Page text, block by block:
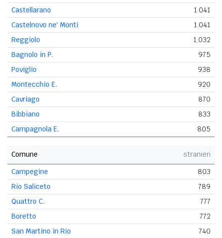
Castellarano
1.041
Castelnovo ne' Monti
1.041
Reggiolo
1.032
Bagnolo in P.
975
Poviglio
938
Montecchio E.
920
Cavriago
870
Bibbiano
833
Campagnola E.
805
Comune
stranieri
Campegine
803
Rio Saliceto
789
Quattro C.
777
Boretto
772
San Martino in Rio
740